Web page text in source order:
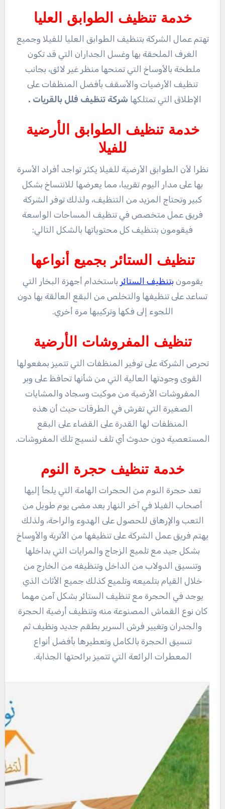
خدمة تنظيف الطوابق العليا
تهتم عمال الشركة بتنظيف الطوابق العليا للفيلا وجميع
الغرف الملحقة بها وغسل الجداران التي قد تكون
ملطخة بالأوساخ التي تمنحها منظر غير لائق، بجانب
تنظيف الأرضيات والأسقف بأفضل المنظفات على
الإطلاق التي تمتلكها شركة تنظيف فلل بالقريات .
خدمة تنظيف الطوابق الأرضية
للفيلا
نظرا لأن الطوابق الأرضية للفيلا يكثر تواجد أفراد الأسرة
بها على مدار اليوم تقريبا، مما يعرضها للانتساخ بشكل
كبير وتحتاج المزيد من التنظيف، ولذلك توفر الشركة
فريق عمل متخصص في تنظيف المساحات الواسعة
فيقومون بتنظيف كل محتوياتها بالشكل التالي:
تنظيف الستائر بجميع أنواعها
يقومون بتنظيف الستائر باستخدام أجهزة البخار التي
تساعد على تنظيفها والتخلص من البقع العالقة بها دون
اللجوء إلى فكها وتركيبها مرة أخري.
تنظيف المفروشات الأرضية
تحرص الشركة على توفير المنظفات التي تتميز بمفعولها
القوى وجودتها العالية التي من شأنها تحافظ على وبر
المفروشات الأرضية من موكيت وسجاد والمشايات
الصغيرة التي تفرش في الطرقات حيث أن هذه
المنظفات لها القدرة على القضاء على البقع
المستعصية دون حدوث أي تلف لنسيج تلك المفروشات.
خدمة تنظيف حجرة النوم
تعد حجرة النوم من الحجرات الهامة التي يلجأ إليها
أصحاب الفيلا في آخر النهار بعد مضى يوم طويل من
التعب والإرهاق للحصول على الهدوء والراحة، ولذلك
يهتم فريق عمل الشركة على تنظيفها من الأتربة والأوساخ
بشكل جيد مع تلميع الزجاج والمرايات التي بداخلها
وتنسيق الدولاب من الداخل وتنظيفه من الخارج من
خلال القيام بتلميعه وتلميع كذلك جميع الأثاث الذي
يوجد في الحجرة مع تنظيف الستائر بشكل آمن مهما
كان نوع القماش المصنوعة منه وتنظيف أرضية الحجرة
والجدران وتغيير فرش السرير بطقم جديد ونظيف ثم
تنسيق الحجرة بالكامل وتعطيرها بأفضل أنواع
المعطرات الرائعة التي تتميز برائحتها الجذابة.